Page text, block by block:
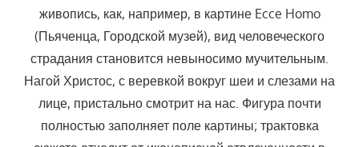
живопись, как, например, в картине Ecce Homo
(Пьяченца, Городской музей), вид человеческого
страдания становится невыносимо мучительным.
Нагой Христос, с веревкой вокруг шеи и слезами на
лице, пристально смотрит на нас. Фигура почти
полностью заполняет поле картины; трактовка